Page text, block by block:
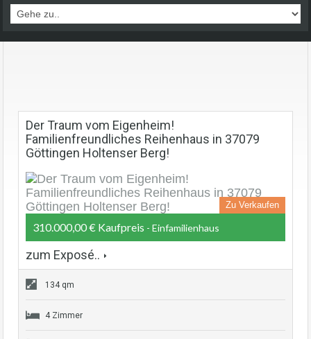
Der Traum vom Eigenheim!
Familienfreundliches Reihenhaus in 37079
Göttingen Holtenser Berg!
Zu Verkaufen
310.000,00 € Kaufpreis - Einfamilienhaus
zum Exposé..
134 qm
4 Zimmer